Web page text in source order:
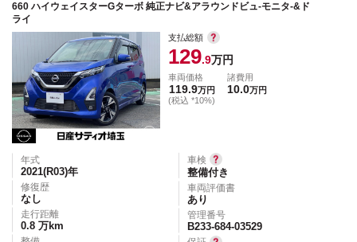
660 ハイウェイスターGターボ 純正ナビ&アラウンドビュ-モニタ-&ド
ライ
支払総額
129.9万円
車両価格
119.9万円
(税込 *10%)
諸費用
10.0万円
年式
2021(R03)年
修復歴
なし
走行距離
0.8 万km
車検
整備付き
車両評価書
あり
管理番号
B233-684-03529